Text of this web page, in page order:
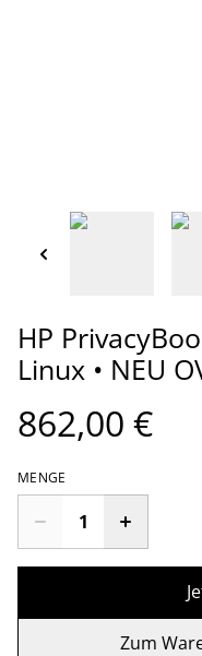
HP
Linux • NEU
862,00 €
MENGE
Zum